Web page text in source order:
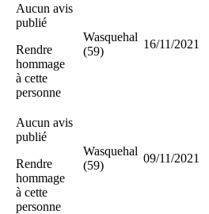
Aucun avis
publié
Rendre
hommage
à cette
personne
Wasquehal
(59)
16/11/2021
Aucun avis
publié
Rendre
hommage
à cette
personne
Wasquehal
(59)
09/11/2021